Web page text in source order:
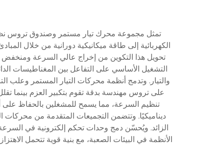
تمثل مجموعة محرك تيار مستمر وصندوق تروس
الكهربائية إلى طاقة ميكانيكية دورانية من خلال
تحويل هذا التكوين من إخراج عالي السرعة ومنخفض
التشغيل الأساسي على التفاعل بين المغناطيسات
والتيار. وتدمج أنظمة محركات التيار المستمر وعلب
على تروس مهندسة بدقة تقوم بتكبير العزم بينما
تنظيم السرعة، مما يسمح للمشغلين بالحفاظ على
ديناميكيًا. وتتضمن التجميعات المتقدمة من محركات
الزائد. ويُحسّن دمج وحدات تحكم إلكترونية في السرعة
الأنظمة في البيئات الصعبة، مع بنية قوية تتحمل